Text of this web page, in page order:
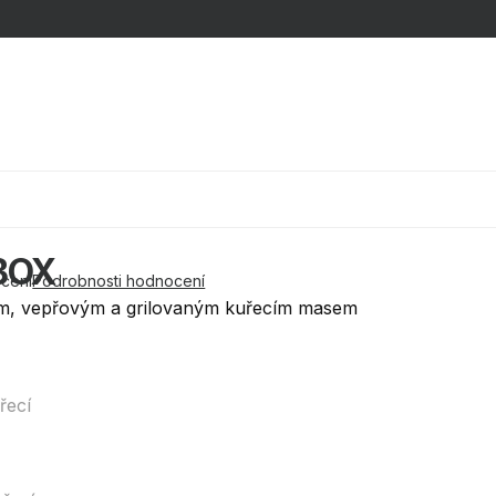
Podrobnosti hodnocení
vepřovým a grilovaným kuřecím masem